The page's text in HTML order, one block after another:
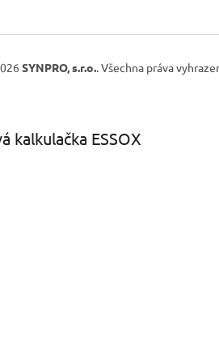
SYNPRO, s.r.o.. Všechna práva
kalkulačka ESSOX